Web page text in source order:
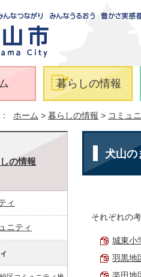
暮らしの情報
ホーム > 暮らしの情報 > コミュ
犬山
それぞれの
城東小
羽黒地
の情報
ィ
ニティ